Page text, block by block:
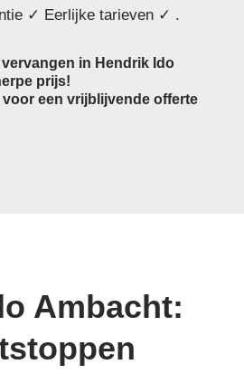
✓ Eerlijke tarieven ✓ .
in Hendrik Ido
prijs!
een vrijblijvende offerte
Ambacht: